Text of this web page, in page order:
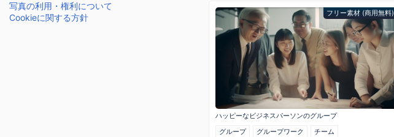
写真の利用・権利について
Cookieに関する方針
フリー素材 (商用無料)
ハッピーなビジネスパーソンのグループ
グループ
グループワーク
チーム